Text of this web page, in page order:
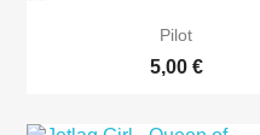
Aperçu rapide
Pilot
5,00 €